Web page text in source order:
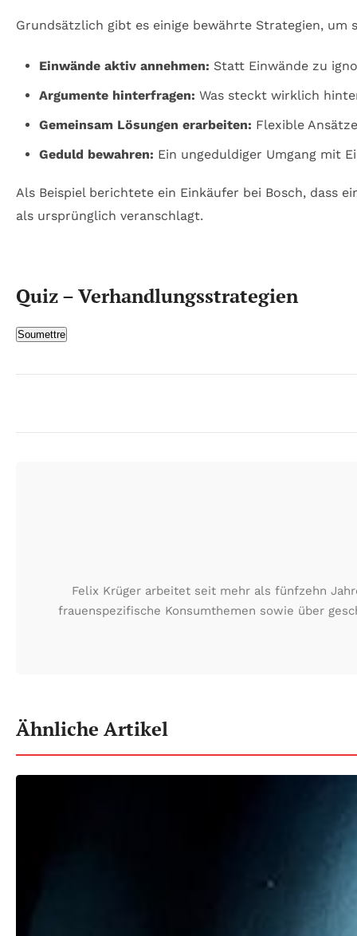
Grundsätzlich gibt es einige bewährte Strategien, um
Einwände aktiv annehmen: Statt Einwände zu
Argumente hinterfragen: Was steckt wirklich
Gemeinsam Lösungen erarbeiten: Flexible
Geduld bewahren: Ein ungeduldiger Umgang mit
Als Beispiel berichtete ein Einkäufer bei Bosch, dass
als ursprünglich veranschlagt.
Quiz – Verhandlungsstrategien
Soumettre
Felix Krüger arbeitet seit mehr als fünfzehn
frauenspezifische Konsumthemen sowie über
Ähnliche Artikel